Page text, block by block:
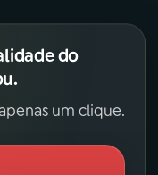
do
um clique.